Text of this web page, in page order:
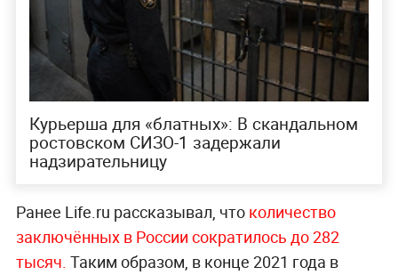
Курьерша для «блатных»: В скандальном
ростовском СИЗО-1 задержали
надзирательницу
Ранее Life.ru рассказывал, что количество
заключённых в России сократилось до 282
тысяч. Таким образом, в конце 2021 года в